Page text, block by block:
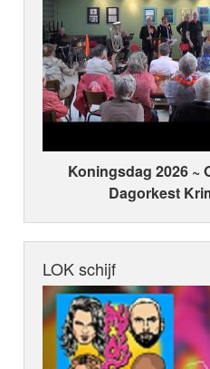
Koningsdag 2026 ~
Dagorkest
LOK schijf